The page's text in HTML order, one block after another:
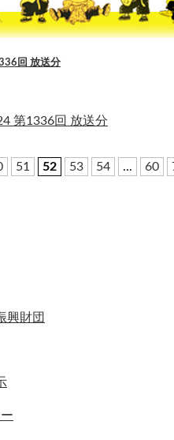
回 放送分
第1336回 放送分
51 52 53 54 ... 60
興財団